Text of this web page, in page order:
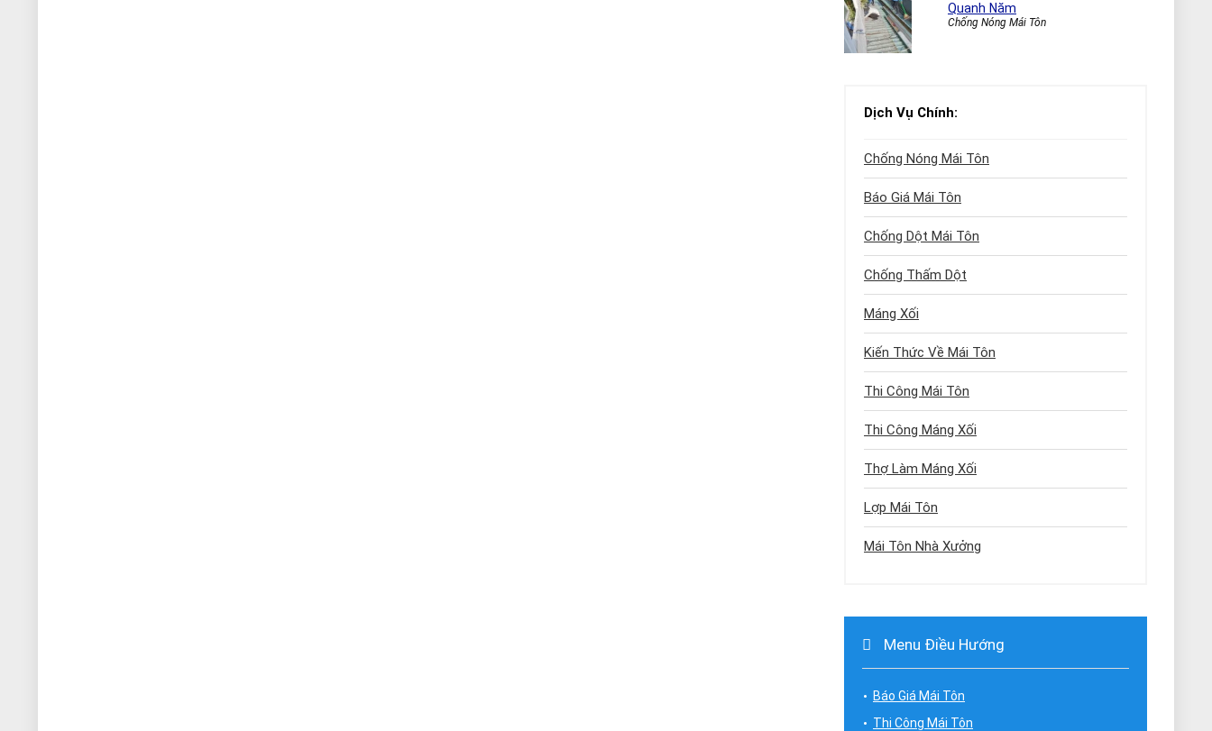
Quanh Năm
Chống Nóng Mái Tôn
Dịch Vụ Chính:
Chống Nóng Mái Tôn
Báo Giá Mái Tôn
Chống Dột Mái Tôn
Chống Thấm Dột
Máng Xối
Kiến Thức Về Mái Tôn
Thi Công Mái Tôn
Thi Công Máng Xối
Thợ Làm Máng Xối
Lợp Mái Tôn
Mái Tôn Nhà Xưởng
Menu Điều Hướng
Báo Giá Mái Tôn
Thi Công Mái Tôn